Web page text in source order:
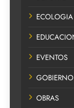
ECOLOGIA
EVENTOS
GOBIERNO
OBRAS